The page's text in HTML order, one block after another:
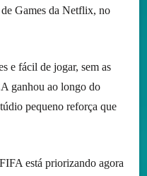
Games da Netflix, no
e fácil de jogar, sem as
ganhou ao longo do
pequeno reforça que
está priorizando agora